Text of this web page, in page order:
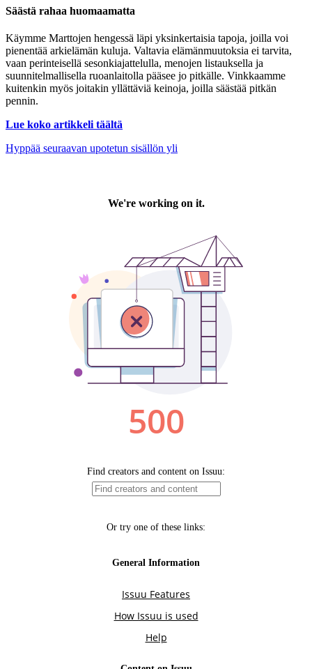
Säästä rahaa huomaamatta
Käymme Marttojen hengessä läpi yksinkertaisia tapoja, joilla voi
pienentää arkielämän kuluja. Valtavia elämänmuutoksia ei tarvita,
vaan perinteisellä sesonkiajattelulla, menojen listauksella ja
suunnitelmallisella ruoanlaitolla pääsee jo pitkälle. Vinkkaamme
kuitenkin myös joitakin yllättäviä keinoja, joilla säästää pitkän
pennin.
Lue koko artikkeli täältä
Hyppää seuraavan upotetun sisällön yli